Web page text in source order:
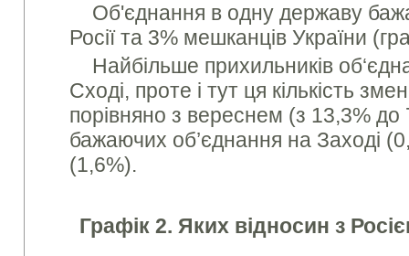
Об'єднання в одну державу
Росії та 3% мешканців України
Найбільше прихильників
Сході, проте і тут ця кількість
порівняно з вереснем (з 13,3%
бажаючих об’єднання на Заході
(1,6%).
Графік 2. Яких відносин з